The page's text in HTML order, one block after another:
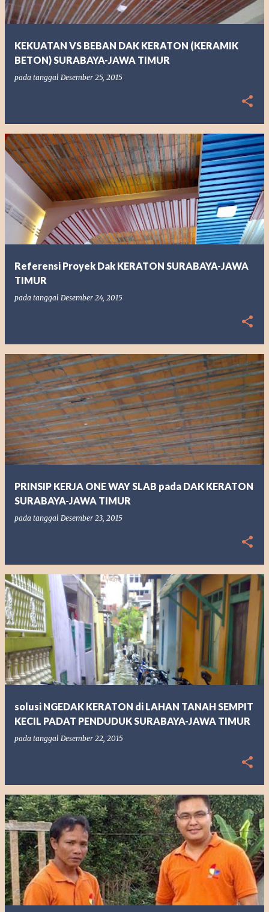
KEKUATAN VS BEBAN DAK KERATON (KERAMIK
BETON) SURABAYA-JAWA TIMUR
pada tanggal Desember 25, 2015
Referensi Proyek Dak KERATON SURABAYA-JAWA
TIMUR
pada tanggal Desember 24, 2015
PRINSIP KERJA ONE WAY SLAB pada DAK KERATON
SURABAYA-JAWA TIMUR
pada tanggal Desember 23, 2015
solusi NGEDAK KERATON di LAHAN TANAH SEMPIT
KECIL PADAT PENDUDUK SURABAYA-JAWA TIMUR
pada tanggal Desember 22, 2015